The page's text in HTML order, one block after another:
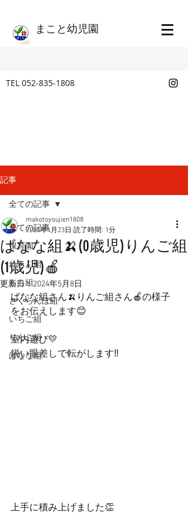
​まこと幼児園
TEL 052-835-1808
記事
全ての記事
保育園
れもん組
もも組
さくらんぼ組
いちご組
りんご組
ばなな組
全ての記事
ばなな組🍌(0歳児)りんご組
(1歳児)🍎
makotoyoujien1808
2023年4月23日 読了時間: 1分
更新日：2024年5月8日
ばなな組さん🍌りんご組さん🍎の様子
をお伝えします😊
室内遊び💛
鋭い眼差しで転がします‼️
上手に積み上げました👏